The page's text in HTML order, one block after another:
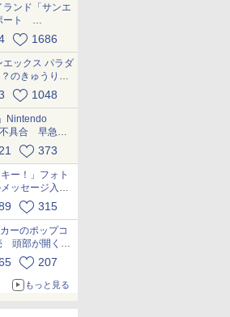
ンド「サンエ
ート
1686
ックス パラダ
のきゅうりド
ままのメニュ
しい
1048
Nintendo
不具合 早急に
373
ー！」フォト
ッセージ入り
どが登場315
ーのポップコ
頭部が開く仕
レーバー」
207
もっと見る